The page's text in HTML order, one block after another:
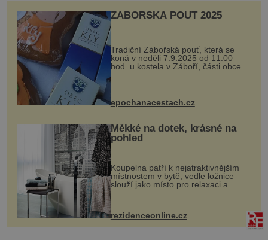
ZÁBOŘSKÁ POUŤ 2025
Tradiční Zábořská pouť, která se
koná v neděli 7.9.2025 od 11:00
hod. u kostela v Záboří, části obce
Kly u Mělníka. V programu naleznete
komentovanou prohlídku kostela,
epochanacestach.cz
Měkké na dotek, krásné na
pohled
Koupelna patří k nejatraktivnějším
místnostem v bytě, vedle ložnice
slouží jako místo pro relaxaci a
odpočinek. Koupelnový textil –
ručníky, osušky a koberečky –
mohou jako mávnutím kouzelného
proutku...
rezidenceonline.cz